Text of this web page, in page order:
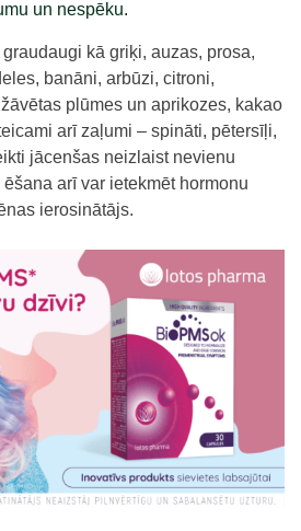
un nespēku.
kā griķi, auzas, prosa,
banāni, arbūzi, citroni,
plūmes un aprikozes, kakao
arī zaļumi – spināti, pētersīļi,
jācenšas neizlaist nevienu
arī var ietekmēt hormonu
ierosinātājs.